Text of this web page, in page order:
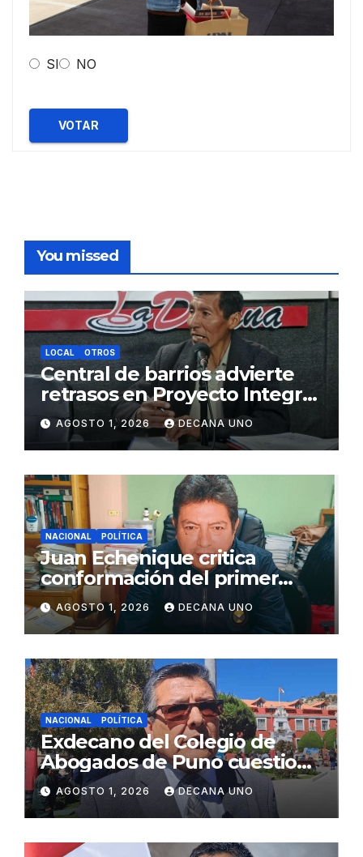
SI NO
VOTAR
You missed
LOCAL OTROS
Central de barrios advierte
retrasos en Proyecto Integral
de Agua y Alcantarillado para
Juliaca
AGOSTO 1, 2026 DECANA UNO
NACIONAL POLÍTICA
Juan Echenique critica
conformación del primer
gabinete ministerial de Keiko
Fujimori
AGOSTO 1, 2026 DECANA UNO
NACIONAL POLÍTICA
Exdecano del Colegio de
Abogados de Puno cuestiona
propuestas sobre seguridad
ciudadana
AGOSTO 1, 2026 DECANA UNO